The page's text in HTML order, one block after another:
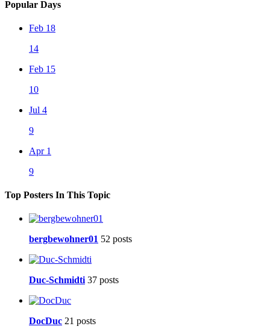
Popular Days
Feb 18
14
Feb 15
10
Jul 4
9
Apr 1
9
Top Posters In This Topic
bergbewohner01 52 posts
Duc-Schmidti 37 posts
DocDuc 21 posts